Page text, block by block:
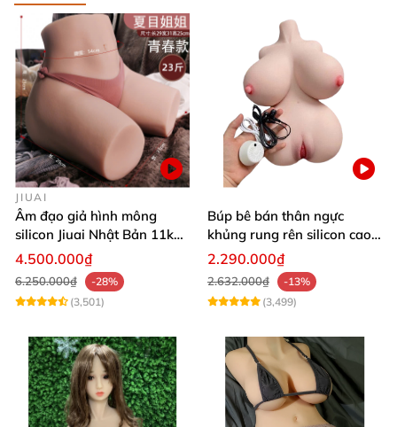
JIUAI
Âm đạo giả hình mông
silicon Jiuai Nhật Bản 11kg
kích cỡ thật
4.500.000₫
6.250.000₫
-28%
(3,501)
Búp bê bán thân ngực
khủng rung rên silicon cao
cấp kích thích cực đã
2.290.000₫
2.632.000₫
-13%
(3,499)